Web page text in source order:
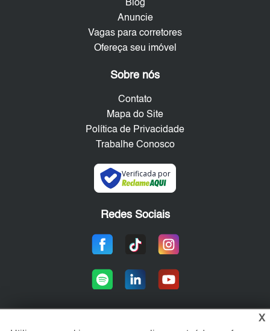
Blog
Anuncie
Vagas para corretores
Ofereça seu imóvel
Sobre nós
Contato
Mapa do Site
Política de Privacidade
Trabalhe Conosco
Verificada por
Redes Sociais
X